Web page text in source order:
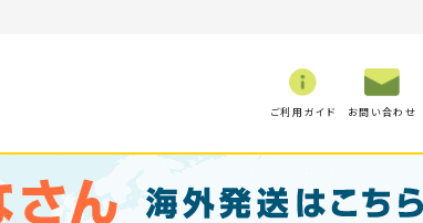
ご利用ガイド お問い合わせ